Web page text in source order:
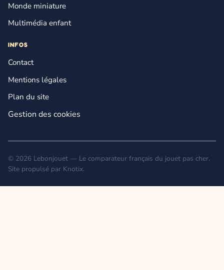
Monde miniature
Multimédia enfant
INFOS
Contact
Mentions légales
Plan du site
Gestion des cookies
© 2026 Lebonjouet — Le comparateur français du jouet pas cher.
Site propulsé par Knotix.